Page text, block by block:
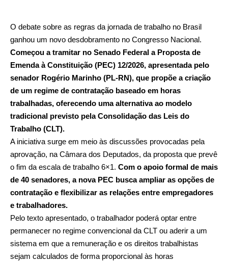
O debate sobre as regras da jornada de trabalho no Brasil
ganhou um novo desdobramento no Congresso Nacional.
Começou a tramitar no Senado Federal a Proposta de
Emenda à Constituição (PEC) 12/2026, apresentada pelo
senador Rogério Marinho (PL-RN), que propõe a criação
de um regime de contratação baseado em horas
trabalhadas, oferecendo uma alternativa ao modelo
tradicional previsto pela Consolidação das Leis do
Trabalho (CLT).
A iniciativa surge em meio às discussões provocadas pela
aprovação, na Câmara dos Deputados, da proposta que prevê
o fim da escala de trabalho 6×1. Com o apoio formal de mais
de 40 senadores, a nova PEC busca ampliar as opções de
contratação e flexibilizar as relações entre empregadores
e trabalhadores.
Pelo texto apresentado, o trabalhador poderá optar entre
permanecer no regime convencional da CLT ou aderir a um
sistema em que a remuneração e os direitos trabalhistas
sejam calculados de forma proporcional às horas